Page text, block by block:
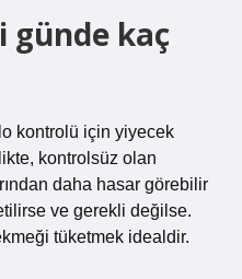
günde kaç
kontrolü için yiyecek
kontrolsüz olan
daha hasar görebilir
ve gerekli değilse.
tüketmek idealdir.